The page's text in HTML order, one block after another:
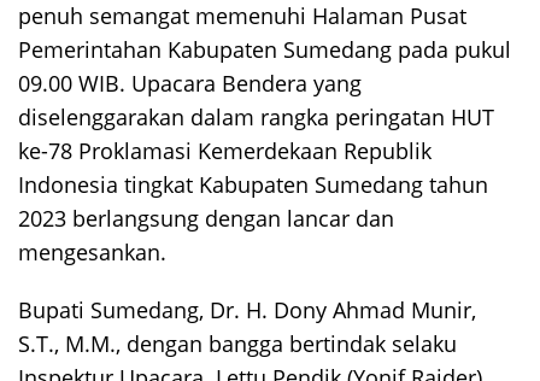
penuh semangat memenuhi Halaman Pusat
Pemerintahan Kabupaten Sumedang pada pukul
09.00 WIB. Upacara Bendera yang
diselenggarakan dalam rangka peringatan HUT
ke-78 Proklamasi Kemerdekaan Republik
Indonesia tingkat Kabupaten Sumedang tahun
2023 berlangsung dengan lancar dan
mengesankan.
Bupati Sumedang, Dr. H. Dony Ahmad Munir,
S.T., M.M., dengan bangga bertindak selaku